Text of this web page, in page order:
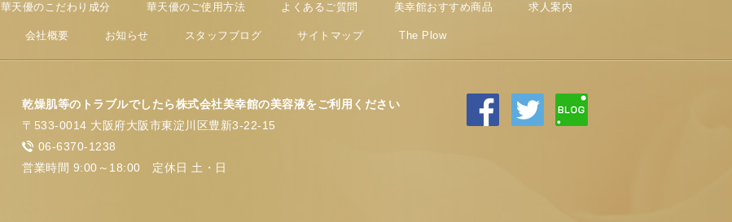
華天優のこだわり成分 華天優のご使用方法 よくあるご質問 美幸館おすすめ商品 求人案内
会社概要 お知らせ スタッフブログ サイトマップ The Plow
乾燥肌等のトラブルでしたら株式会社美幸館の美容液をご利用ください
〒533-0014 大阪府大阪市東淀川区豊新3-22-15
06-6370-1238
営業時間 9:00～18:00 定休日 土・日